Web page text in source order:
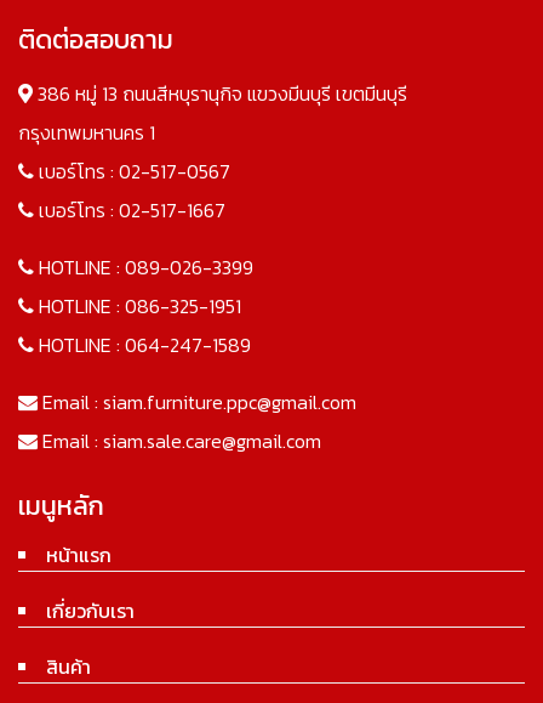
ติดต่อสอบถาม
386 หมู่ 13 ถนนสีหบุรานุกิจ แขวงมีนบุรี เขตมีนบุรี
กรุงเทพมหานคร 1
เบอร์โทร : 02-517-0567
เบอร์โทร : 02-517-1667
HOTLINE : 089-026-3399
HOTLINE : 086-325-1951
HOTLINE : 064-247-1589
Email : siam.furniture.ppc@gmail.com
Email : siam.sale.care@gmail.com
เมนูหลัก
หน้าแรก
เกี่ยวกับเรา
สินค้า